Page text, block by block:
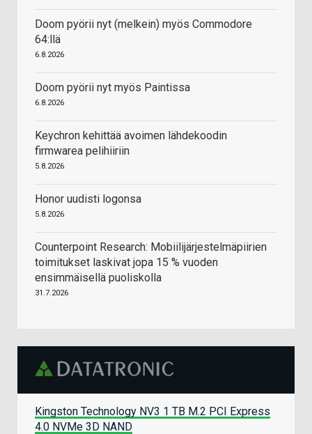
Doom pyörii nyt (melkein) myös Commodore
64:llä
6.8.2026
Doom pyörii nyt myös Paintissa
6.8.2026
Keychron kehittää avoimen lähdekoodin
firmwarea pelihiiriin
5.8.2026
Honor uudisti logonsa
5.8.2026
Counterpoint Research: Mobiilijärjestelmäpiirien
toimitukset laskivat jopa 15 % vuoden
ensimmäisellä puoliskolla
31.7.2026
Kingston Technology NV3 1 TB M.2 PCI Express
4.0 NVMe 3D NAND